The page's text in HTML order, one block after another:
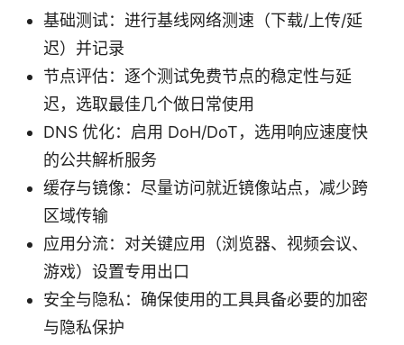
基础测试：进行基线网络测速（下载/上传/延
迟）并记录
节点评估：逐个测试免费节点的稳定性与延
迟，选取最佳几个做日常使用
DNS 优化：启用 DoH/DoT，选用响应速度快
的公共解析服务
缓存与镜像：尽量访问就近镜像站点，减少跨
区域传输
应用分流：对关键应用（浏览器、视频会议、
游戏）设置专用出口
安全与隐私：确保使用的工具具备必要的加密
与隐私保护